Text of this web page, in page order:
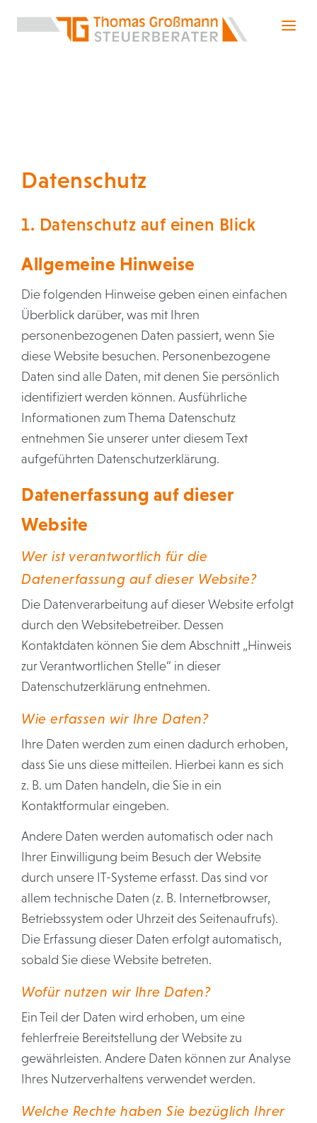
Kontakt
Datenschutz
1. Datenschutz auf einen Blick
Allgemeine Hinweise
Die folgenden Hinweise geben einen einfachen
Überblick darüber, was mit Ihren
personenbezogenen Daten passiert, wenn Sie
diese Website besuchen. Personenbezogene
Daten sind alle Daten, mit denen Sie persönlich
identifiziert werden können. Ausführliche
Informationen zum Thema Datenschutz
entnehmen Sie unserer unter diesem Text
aufgeführten Datenschutzerklärung.
Datenerfassung auf dieser
Website
Wer ist verantwortlich für die
Datenerfassung auf dieser Website?
Die Datenverarbeitung auf dieser Website erfolgt
durch den Websitebetreiber. Dessen
Kontaktdaten können Sie dem Abschnitt „Hinweis
zur Verantwortlichen Stelle“ in dieser
Datenschutzerklärung entnehmen.
Wie erfassen wir Ihre Daten?
Ihre Daten werden zum einen dadurch erhoben,
dass Sie uns diese mitteilen. Hierbei kann es sich
z. B. um Daten handeln, die Sie in ein
Kontaktformular eingeben.
Andere Daten werden automatisch oder nach
Ihrer Einwilligung beim Besuch der Website
durch unsere IT-Systeme erfasst. Das sind vor
allem technische Daten (z. B. Internetbrowser,
Betriebssystem oder Uhrzeit des Seitenaufrufs).
Die Erfassung dieser Daten erfolgt automatisch,
sobald Sie diese Website betreten.
Wofür nutzen wir Ihre Daten?
Ein Teil der Daten wird erhoben, um eine
fehlerfreie Bereitstellung der Website zu
gewährleisten. Andere Daten können zur Analyse
Ihres Nutzerverhaltens verwendet werden.
Welche Rechte haben Sie bezüglich Ihrer